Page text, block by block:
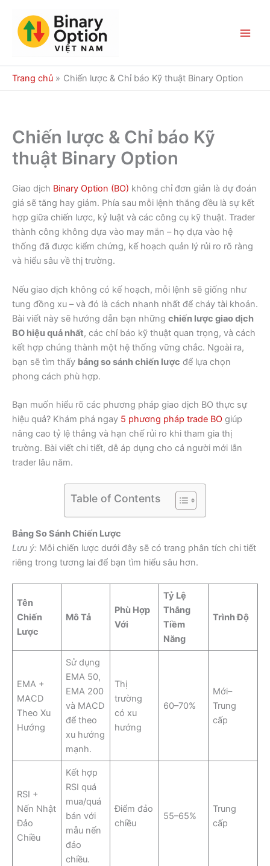
Trang chủ Chiến lược & Chỉ báo Kỹ thuật Binary Option
Chiến lược & Chỉ báo Kỹ
thuật Binary Option
Giao dịch Binary Option (BO) không chỉ đơn giản là dự đoán
giá sẽ tăng hay giảm. Phía sau mỗi lệnh thắng đều là sự kết
hợp giữa chiến lược, kỷ luật và các công cụ kỹ thuật. Trader
thành công không dựa vào may mắn – họ dựa vào hệ
thống đã được kiểm chứng, kế hoạch quản lý rủi ro rõ ràng
và hiểu sâu về thị trường.
Nếu giao dịch không có kế hoạch, mỗi lệnh sẽ giống như
tung đồng xu – và đó là cách nhanh nhất để cháy tài khoản.
Bài viết này sẽ hướng dẫn bạn những chiến lược giao dịch
BO hiệu quả nhất, các chỉ báo kỹ thuật quan trọng, và cách
kết hợp chúng thành một hệ thống vững chắc. Ngoài ra,
bạn sẽ tìm thấy bảng so sánh chiến lược để lựa chọn
phong cách phù hợp.
Bạn muốn hiểu rõ các phương pháp giao dịch BO thực sự
hiệu quả? Khám phá ngay 5 phương pháp trade BO giúp
nâng cao tỷ lệ thắng và hạn chế rủi ro khi tham gia thị
trường. Bài viết chi tiết, dễ áp dụng cho cả người mới lẫn
trader lâu năm.
Table of Contents
Bảng So Sánh Chiến Lược
Lưu ý: Mỗi chiến lược dưới đây sẽ có trang phân tích chi tiết
riêng trong tương lai để bạn tìm hiểu sâu hơn.
Tên
Chiến
Lược
Mô Tả
Phù Hợp
Với
Tỷ Lệ
Thắng
Tiềm
Năng
Trình Độ
EMA +
MACD
Theo Xu
Hướng
Sử dụng
EMA 50,
EMA 200
và MACD
để theo
xu hướng
mạnh.
Thị
trường
có xu
hướng
60–70%
Mới–
Trung
cấp
RSI +
Nến Nhật
Đảo
Chiều
Kết hợp
RSI quá
mua/quá
bán với
mẫu nến
đảo
chiều.
Điểm đảo
chiều
55–65%
Trung
cấp